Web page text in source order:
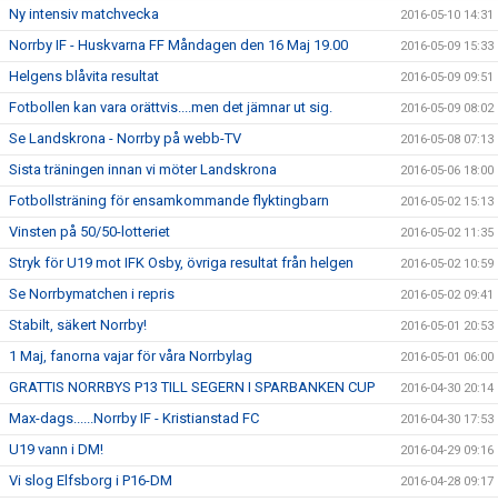
Ny intensiv matchvecka 2016-05-10 14:31
Norrby IF - Huskvarna FF Måndagen den 16 Maj 19.00 2016-05-09 15:33
Helgens blåvita resultat 2016-05-09 09:51
Fotbollen kan vara orättvis....men det jämnar ut sig. 2016-05-09 08:02
Se Landskrona - Norrby på webb-TV 2016-05-08 07:13
Sista träningen innan vi möter Landskrona 2016-05-06 18:00
Fotbollsträning för ensamkommande flyktingbarn 2016-05-02 15:13
Vinsten på 50/50-lotteriet 2016-05-02 11:35
Stryk för U19 mot IFK Osby, övriga resultat från helgen 2016-05-02 10:59
Se Norrbymatchen i repris 2016-05-02 09:41
Stabilt, säkert Norrby! 2016-05-01 20:53
1 Maj, fanorna vajar för våra Norrbylag 2016-05-01 06:00
GRATTIS NORRBYS P13 TILL SEGERN I SPARBANKEN CUP 2016-04-30 20:14
Max-dags......Norrby IF - Kristianstad FC 2016-04-30 17:53
U19 vann i DM! 2016-04-29 09:16
Vi slog Elfsborg i P16-DM 2016-04-28 09:17